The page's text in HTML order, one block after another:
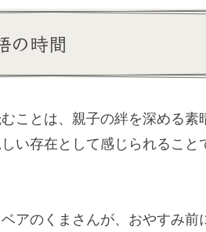
の時間
ことは、親子の絆を深める素
い存在として感じられること
アのくまさんが、おやすみ前